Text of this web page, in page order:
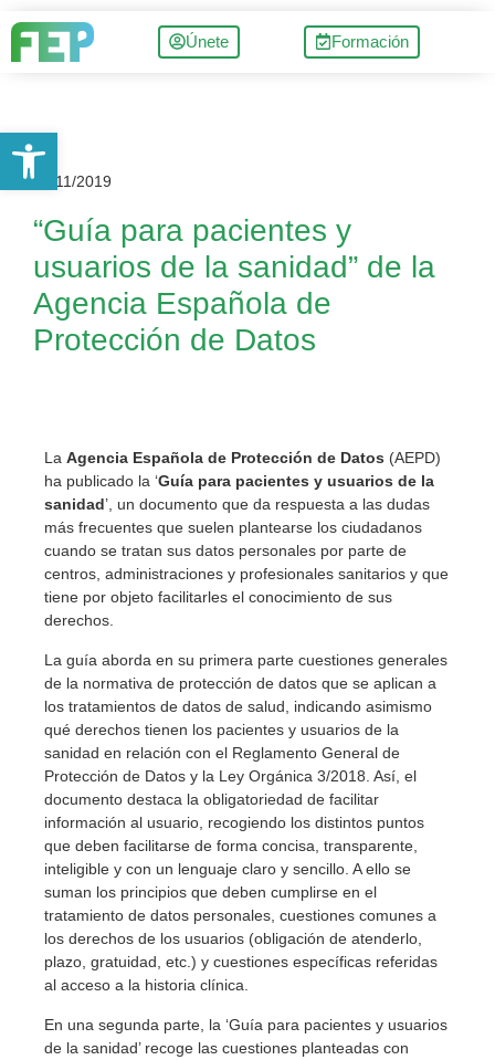
Únete Formación
20/11/2019
“Guía para pacientes y
usuarios de la sanidad” de la
Agencia Española de
Protección de Datos
La Agencia Española de Protección de Datos (AEPD)
ha publicado la ‘Guía para pacientes y usuarios de la
sanidad’, un documento que da respuesta a las dudas
más frecuentes que suelen plantearse los ciudadanos
cuando se tratan sus datos personales por parte de
centros, administraciones y profesionales sanitarios y que
tiene por objeto facilitarles el conocimiento de sus
derechos.
La guía aborda en su primera parte cuestiones generales
de la normativa de protección de datos que se aplican a
los tratamientos de datos de salud, indicando asimismo
qué derechos tienen los pacientes y usuarios de la
sanidad en relación con el Reglamento General de
Protección de Datos y la Ley Orgánica 3/2018. Así, el
documento destaca la obligatoriedad de facilitar
información al usuario, recogiendo los distintos puntos
que deben facilitarse de forma concisa, transparente,
inteligible y con un lenguaje claro y sencillo. A ello se
suman los principios que deben cumplirse en el
tratamiento de datos personales, cuestiones comunes a
los derechos de los usuarios (obligación de atenderlo,
plazo, gratuidad, etc.) y cuestiones específicas referidas
al acceso a la historia clínica.
En una segunda parte, la ‘Guía para pacientes y usuarios
de la sanidad’ recoge las cuestiones planteadas con
Abrir barra de herramientas